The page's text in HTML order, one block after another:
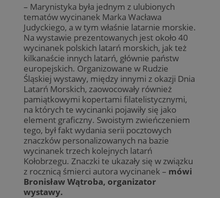
– Marynistyka była jednym z ulubionych
tematów wycinanek Marka Wacława
Judyckiego, a w tym właśnie latarnie morskie.
Na wystawie prezentowanych jest około 40
wycinanek polskich latarń morskich, jak też
kilkanaście innych latarń, głównie państw
europejskich. Organizowane w Rudzie
Śląskiej wystawy, między innymi z okazji Dnia
Latarń Morskich, zaowocowały również
pamiątkowymi kopertami filatelistycznymi,
na których te wycinanki pojawiły się jako
element graficzny. Swoistym zwieńczeniem
tego, był fakt wydania serii pocztowych
znaczków personalizowanych na bazie
wycinanek trzech kolejnych latarń
Kołobrzegu. Znaczki te ukazały się w związku
z rocznicą śmierci autora wycinanek – mówi
Bronisław Wątroba, organizator
wystawy.